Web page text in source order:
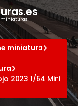
miniaturas
miniatura
2023 1/64 Mini